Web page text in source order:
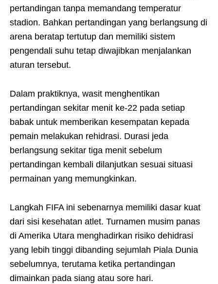
pertandingan tanpa memandang temperatur
stadion. Bahkan pertandingan yang berlangsung di
arena beratap tertutup dan memiliki sistem
pengendali suhu tetap diwajibkan menjalankan
aturan tersebut.
Dalam praktiknya, wasit menghentikan
pertandingan sekitar menit ke-22 pada setiap
babak untuk memberikan kesempatan kepada
pemain melakukan rehidrasi. Durasi jeda
berlangsung sekitar tiga menit sebelum
pertandingan kembali dilanjutkan sesuai situasi
permainan yang memungkinkan.
Langkah FIFA ini sebenarnya memiliki dasar kuat
dari sisi kesehatan atlet. Turnamen musim panas
di Amerika Utara menghadirkan risiko dehidrasi
yang lebih tinggi dibanding sejumlah Piala Dunia
sebelumnya, terutama ketika pertandingan
dimainkan pada siang atau sore hari.